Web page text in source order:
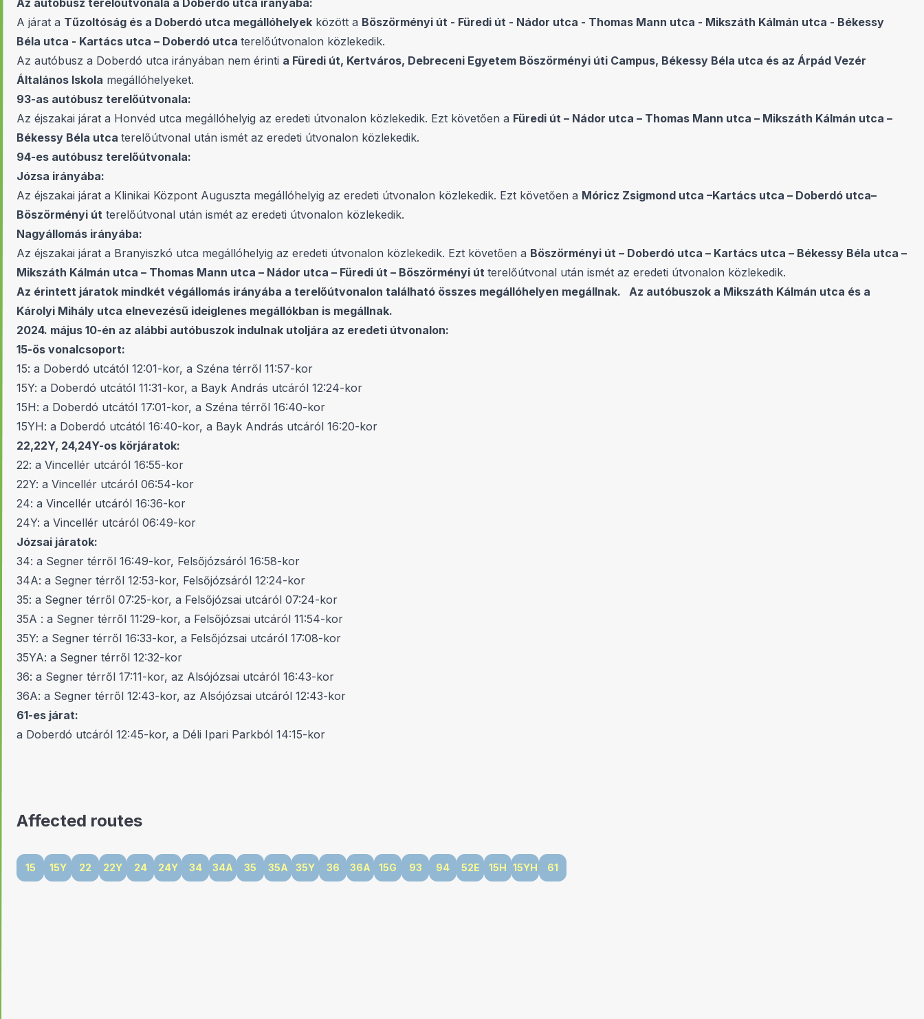
Az autóbusz terelőútvonala a Doberdó utca irányába:
A járat a Tűzoltóság és a Doberdó utca megállóhelyek között a Böszörményi út - Füredi út - Nádor utca - Thomas Mann utca - Mikszáth Kálmán utca - Békessy
Béla utca - Kartács utca – Doberdó utca terelőútvonalon közlekedik.
Az autóbusz a Doberdó utca irányában nem érinti a Füredi út, Kertváros, Debreceni Egyetem Böszörményi úti Campus, Békessy Béla utca és az Árpád Vezér
Általános Iskola megállóhelyeket.
93-as autóbusz terelőútvonala:
Az éjszakai járat a Honvéd utca megállóhelyig az eredeti útvonalon közlekedik. Ezt követően a Füredi út – Nádor utca – Thomas Mann utca – Mikszáth Kálmán utca –
Békessy Béla utca terelőútvonal után ismét az eredeti útvonalon közlekedik.
94-es autóbusz terelőútvonala:
Józsa irányába:
Az éjszakai járat a Klinikai Központ Auguszta megállóhelyig az eredeti útvonalon közlekedik. Ezt követően a Móricz Zsigmond utca –Kartács utca – Doberdó utca–
Böszörményi út terelőútvonal után ismét az eredeti útvonalon közlekedik.
Nagyállomás irányába:
Az éjszakai járat a Branyiszkó utca megállóhelyig az eredeti útvonalon közlekedik. Ezt követően a Böszörményi út – Doberdó utca – Kartács utca – Békessy Béla utca –
Mikszáth Kálmán utca – Thomas Mann utca – Nádor utca – Füredi út – Böszörményi út terelőútvonal után ismét az eredeti útvonalon közlekedik.
Az érintett járatok mindkét végállomás irányába a terelőútvonalon található összes megállóhelyen megállnak. Az autóbuszok a Mikszáth Kálmán utca és a
Károlyi Mihály utca elnevezésű ideiglenes megállókban is megállnak.
2024. május 10-én az alábbi autóbuszok indulnak utoljára az eredeti útvonalon:
15-ös vonalcsoport:
15: a Doberdó utcától 12:01-kor, a Széna térről 11:57-kor
15Y: a Doberdó utcától 11:31-kor, a Bayk András utcáról 12:24-kor
15H: a Doberdó utcától 17:01-kor, a Széna térről 16:40-kor
15YH: a Doberdó utcától 16:40-kor, a Bayk András utcáról 16:20-kor
22,22Y, 24,24Y-os körjáratok:
22: a Vincellér utcáról 16:55-kor
22Y: a Vincellér utcáról 06:54-kor
24: a Vincellér utcáról 16:36-kor
24Y: a Vincellér utcáról 06:49-kor
Józsai járatok:
34: a Segner térről 16:49-kor, Felsőjózsáról 16:58-kor
34A: a Segner térről 12:53-kor, Felsőjózsáról 12:24-kor
35: a Segner térről 07:25-kor, a Felsőjózsai utcáról 07:24-kor
35A : a Segner térről 11:29-kor, a Felsőjózsai utcáról 11:54-kor
35Y: a Segner térről 16:33-kor, a Felsőjózsai utcáról 17:08-kor
35YA: a Segner térről 12:32-kor
36: a Segner térről 17:11-kor, az Alsójózsai utcáról 16:43-kor
36A: a Segner térről 12:43-kor, az Alsójózsai utcáról 12:43-kor
61-es járat:
a Doberdó utcáról 12:45-kor, a Déli Ipari Parkból 14:15-kor
Affected routes
15 15Y 22 22Y 24 24Y 34 34A 35 35A 35Y 36 36A 15G 93 94 52E 15H 15YH 61